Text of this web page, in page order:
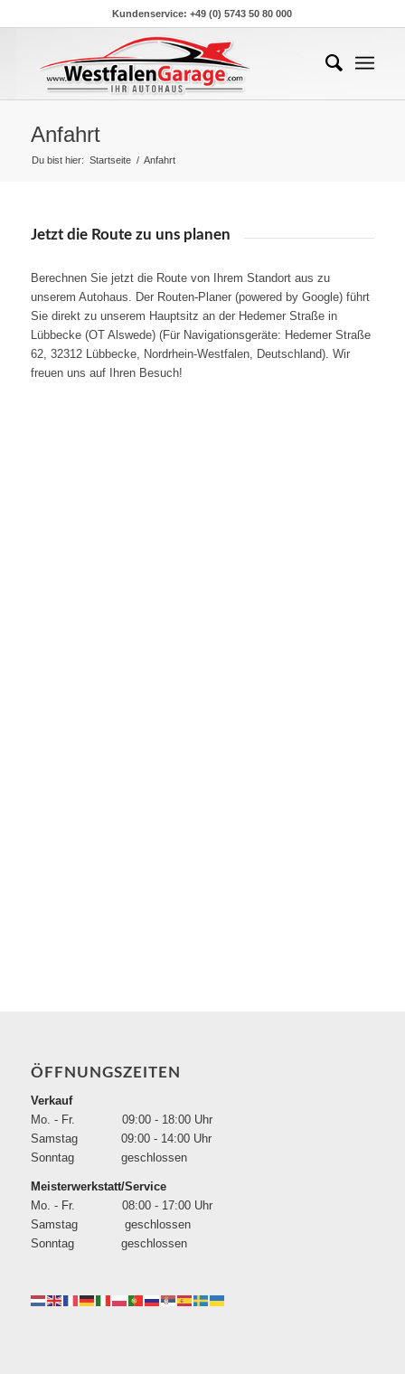
Kundenservice: +49 (0) 5743 50 80 000
Anfahrt
Du bist hier: Startseite / Anfahrt
Jetzt die Route zu uns planen
Berechnen Sie jetzt die Route von Ihrem Standort aus zu
unserem Autohaus. Der Routen-Planer (powered by Google) führt
Sie direkt zu unserem Hauptsitz an der Hedemer Straße in
Lübbecke (OT Alswede) (Für Navigationsgeräte: Hedemer Straße
62, 32312 Lübbecke, Nordrhein-Westfalen, Deutschland). Wir
freuen uns auf Ihren Besuch!
ÖFFNUNGSZEITEN
Verkauf
Mo. - Fr. 09:00 - 18:00 Uhr
Samstag 09:00 - 14:00 Uhr
Sonntag geschlossen
Meisterwerkstatt/Service
Mo. - Fr. 08:00 - 17:00 Uhr
Samstag geschlossen
Sonntag geschlossen